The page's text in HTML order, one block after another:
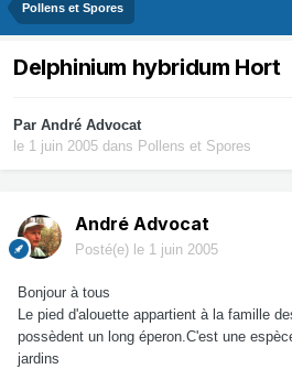
Pollens et Spores
Delphinium hybridum Hort
Par André Advocat
le 1 juin 2005 dans Pollens et Spores
André Advocat
Posté(e) le 1 juin 2005
Bonjour à tous
Le pied d'alouette appartient à la famille
possèdent un long éperon.C'est une
jardins